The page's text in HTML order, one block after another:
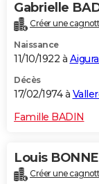
Gabrielle
Créer une
Naissance
11/10/1922 à
Décès
17/02/1974 à
Famille BADIN
Louis BONNE
Créer une